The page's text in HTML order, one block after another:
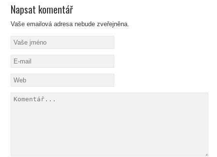
Napsat komentář
Vaše emailová adresa nebude zveřejněna.